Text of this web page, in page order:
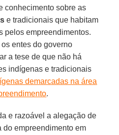
conhecimento sobre as
e tradicionais que habitam
pelos empreendimentos.
entes do governo
a tese de que não há
indígenas e tradicionais
demarcadas na área
.
e razoável a alegação de
empreendimento em